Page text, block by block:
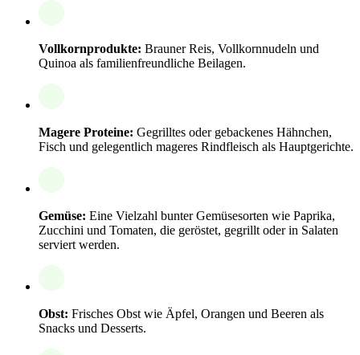
Vollkornprodukte: Brauner Reis, Vollkornnudeln und
Quinoa als familienfreundliche Beilagen.
Magere Proteine: Gegrilltes oder gebackenes Hähnchen,
Fisch und gelegentlich mageres Rindfleisch als Hauptgerichte.
Gemüse: Eine Vielzahl bunter Gemüsesorten wie Paprika,
Zucchini und Tomaten, die geröstet, gegrillt oder in Salaten
serviert werden.
Obst: Frisches Obst wie Äpfel, Orangen und Beeren als
Snacks und Desserts.